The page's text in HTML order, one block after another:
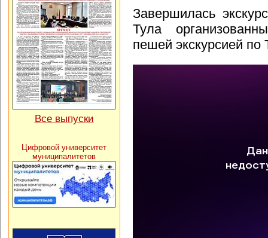
Завершилась
Тула
пешей экскурсией
Все выпуски
Цифровой университет
муниципалитетов